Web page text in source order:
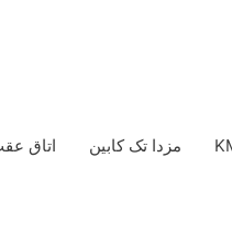
مزدا تک کابین اتاق